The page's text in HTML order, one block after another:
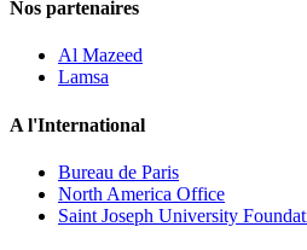
Nos partenaires
Al Mazeed
Lamsa
A l'International
Bureau de Paris
North America Office
Saint Joseph University